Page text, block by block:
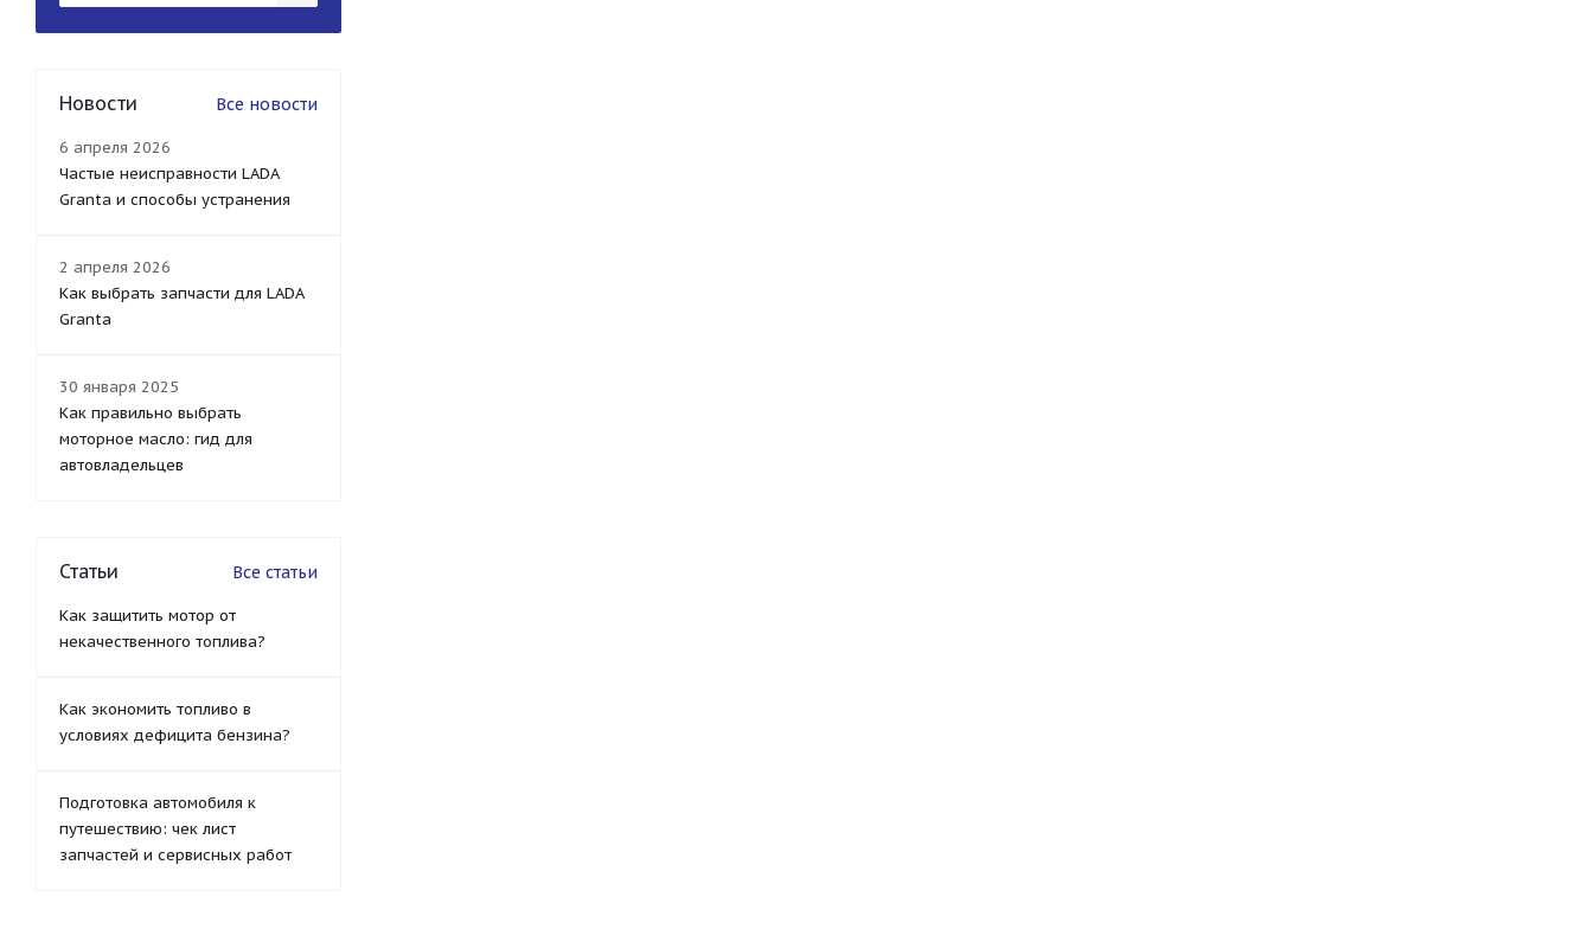
Новости Все новости
6 апреля 2026
Частые неисправности LADA
Granta и способы устранения
2 апреля 2026
Как выбрать запчасти для LADA
Granta
30 января 2025
Как правильно выбрать
моторное масло: гид для
автовладельцев
Статьи Все статьи
Как защитить мотор от
некачественного топлива?
Как экономить топливо в
условиях дефицита бензина?
Подготовка автомобиля к
путешествию: чек лист
запчастей и сервисных работ